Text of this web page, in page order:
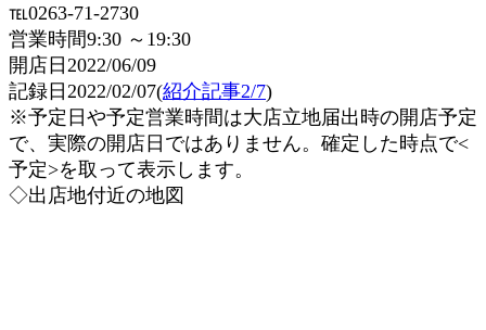
℡0263-71-2730
営業時間9:30 ～19:30
開店日2022/06/09
記録日2022/02/07(紹介記事2/7)
※予定日や予定営業時間は大店立地届出時の開店予定
で、実際の開店日ではありません。確定した時点で<
予定>を取って表示します。
◇出店地付近の地図